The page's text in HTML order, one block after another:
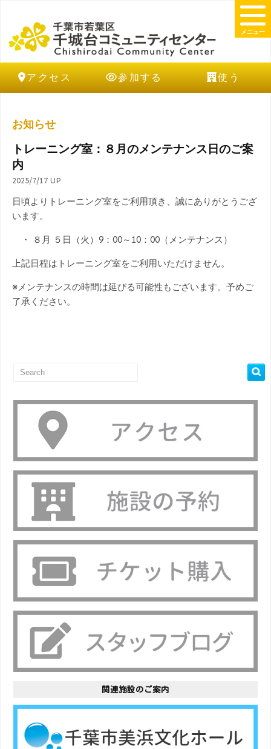
アクセス 参加する 使う
メニュー
お知らせ
トレーニング室：８月のメンテナンス日のご案
内
2025/7/17 UP
日頃よりトレーニング室をご利用頂き、誠にありがとうござ
います。
・ ８月 ５日（火）9：00～10：00（メンテナンス）
上記日程はトレーニング室をご利用いただけません。
※メンテナンスの時間は延びる可能性もございます。予めご
了承ください。
関連施設のご案内